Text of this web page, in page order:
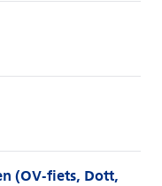
(OV-fiets, Dott,